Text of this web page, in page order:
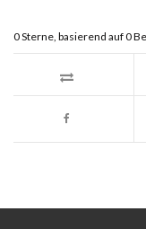
0Sterne, basierend auf0